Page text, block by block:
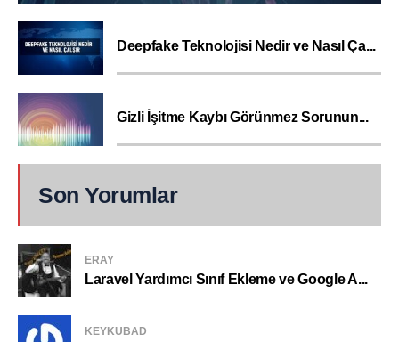
Deepfake Teknolojisi Nedir ve Nasıl Ça...
Gizli İşitme Kaybı Görünmez Sorunun...
Son Yorumlar
ERAY
Laravel Yardımcı Sınıf Ekleme ve Google A...
KEYKUBAD